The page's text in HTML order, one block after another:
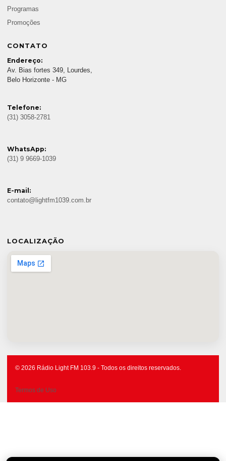
Programas
Promoções
CONTATO
Endereço:
Av. Bias fortes 349, Lourdes,
Belo Horizonte - MG
Telefone:
(31) 3058-2781
WhatsApp:
(31) 9 9669-1039
E-mail:
contato@lightfm1039.com.br
LOCALIZAÇÃO
© 2026 Rádio Light FM 103.9 - Todos os direitos reservados.
Termos de Uso